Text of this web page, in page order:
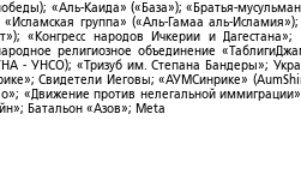
«Аль-Каида» («База»); «Братья-
группа» («Аль-Гамаа аль-Исламия»);
«Конгресс народов Ичкерии и Дагестана»;
религиозное объединение
- УНСО); «Тризуб им. Степана Бандеры»;
Свидетели Иеговы; «АУМСинрике»
«Движение против нелегальной
Батальон «Азов»; Meta